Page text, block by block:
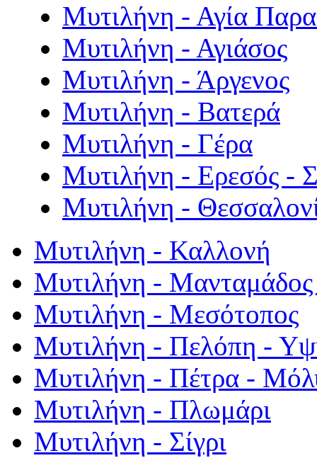
Μυτιλήνη - Αγία
Μυτιλήνη - Αγιάσος
Μυτιλήνη - Άργενος
Μυτιλήνη - Βατερά
Μυτιλήνη - Γέρα
Μυτιλήνη - Ερεσός -
Μυτιλήνη -
Μυτιλήνη - Καλλονή
Μυτιλήνη - Μανταμάδος
Μυτιλήνη - Μεσότοπος
Μυτιλήνη - Πελόπη -
Μυτιλήνη - Πέτρα -
Μυτιλήνη - Πλωμάρι
Μυτιλήνη - Σίγρι